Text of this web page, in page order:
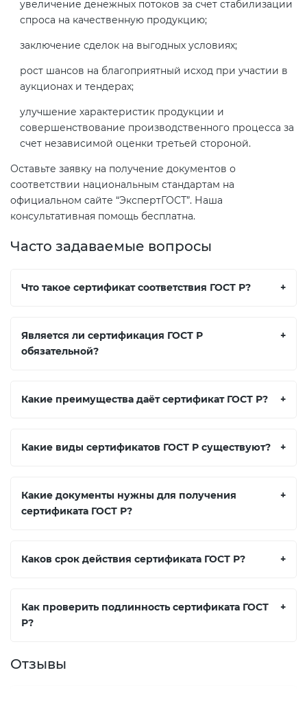
увеличение денежных потоков за счет стабилизации
спроса на качественную продукцию;
заключение сделок на выгодных условиях;
рост шансов на благоприятный исход при участии в
аукционах и тендерах;
улучшение характеристик продукции и
совершенствование производственного процесса за
счет независимой оценки третьей стороной.
Оставьте заявку на получение документов о
соответствии национальным стандартам на
официальном сайте “ЭкспертГОСТ”. Наша
консультативная помощь бесплатна.
Часто задаваемые вопросы
Что такое сертификат соответствия ГОСТ Р? +
Является ли сертификация ГОСТ Р
обязательной?
+
Какие преимущества даёт сертификат ГОСТ Р? +
Какие виды сертификатов ГОСТ Р существуют? +
Какие документы нужны для получения
сертификата ГОСТ Р?
+
Каков срок действия сертификата ГОСТ Р? +
Как проверить подлинность сертификата ГОСТ
Р?
+
Отзывы